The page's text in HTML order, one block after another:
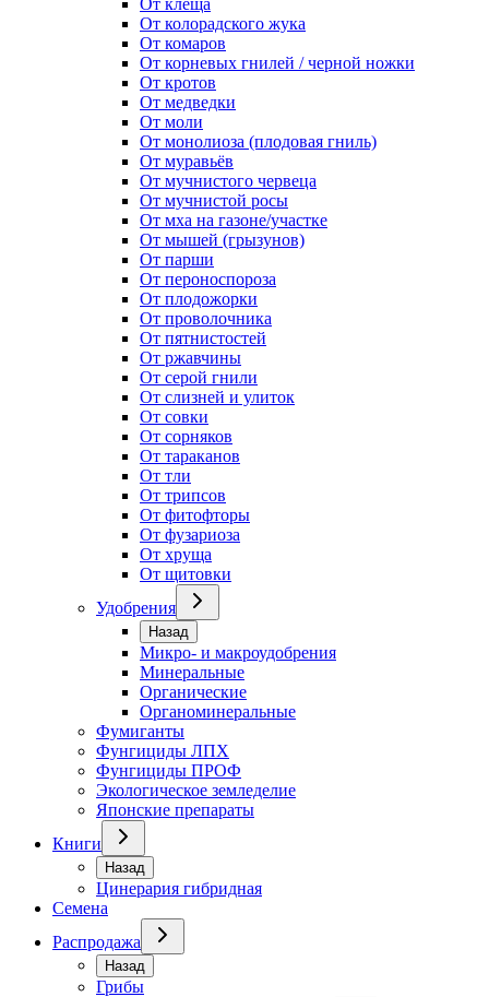
От колорадского жука
От комаров
От корневых гнилей / черной ножки
От кротов
От медведки
От моли
От монолиоза (плодовая гниль)
От муравьёв
От мучнистого червеца
От мучнистой росы
От мха на газоне/участке
От мышей (грызунов)
От парши
От пероноспороза
От плодожорки
От проволочника
От пятнистостей
От ржавчины
От серой гнили
От слизней и улиток
От совки
От сорняков
От тараканов
От тли
От трипсов
От фитофторы
От фузариоза
От хруща
От щитовки
Удобрения
Назад
Микро- и макроудобрения
Минеральные
Органические
Органоминеральные
Фумиганты
Фунгициды ЛПХ
Фунгициды ПРОФ
Экологическое земледелие
Японские препараты
Книги
Назад
Цинерария гибридная
Семена
Распродажа
Назад
Грибы